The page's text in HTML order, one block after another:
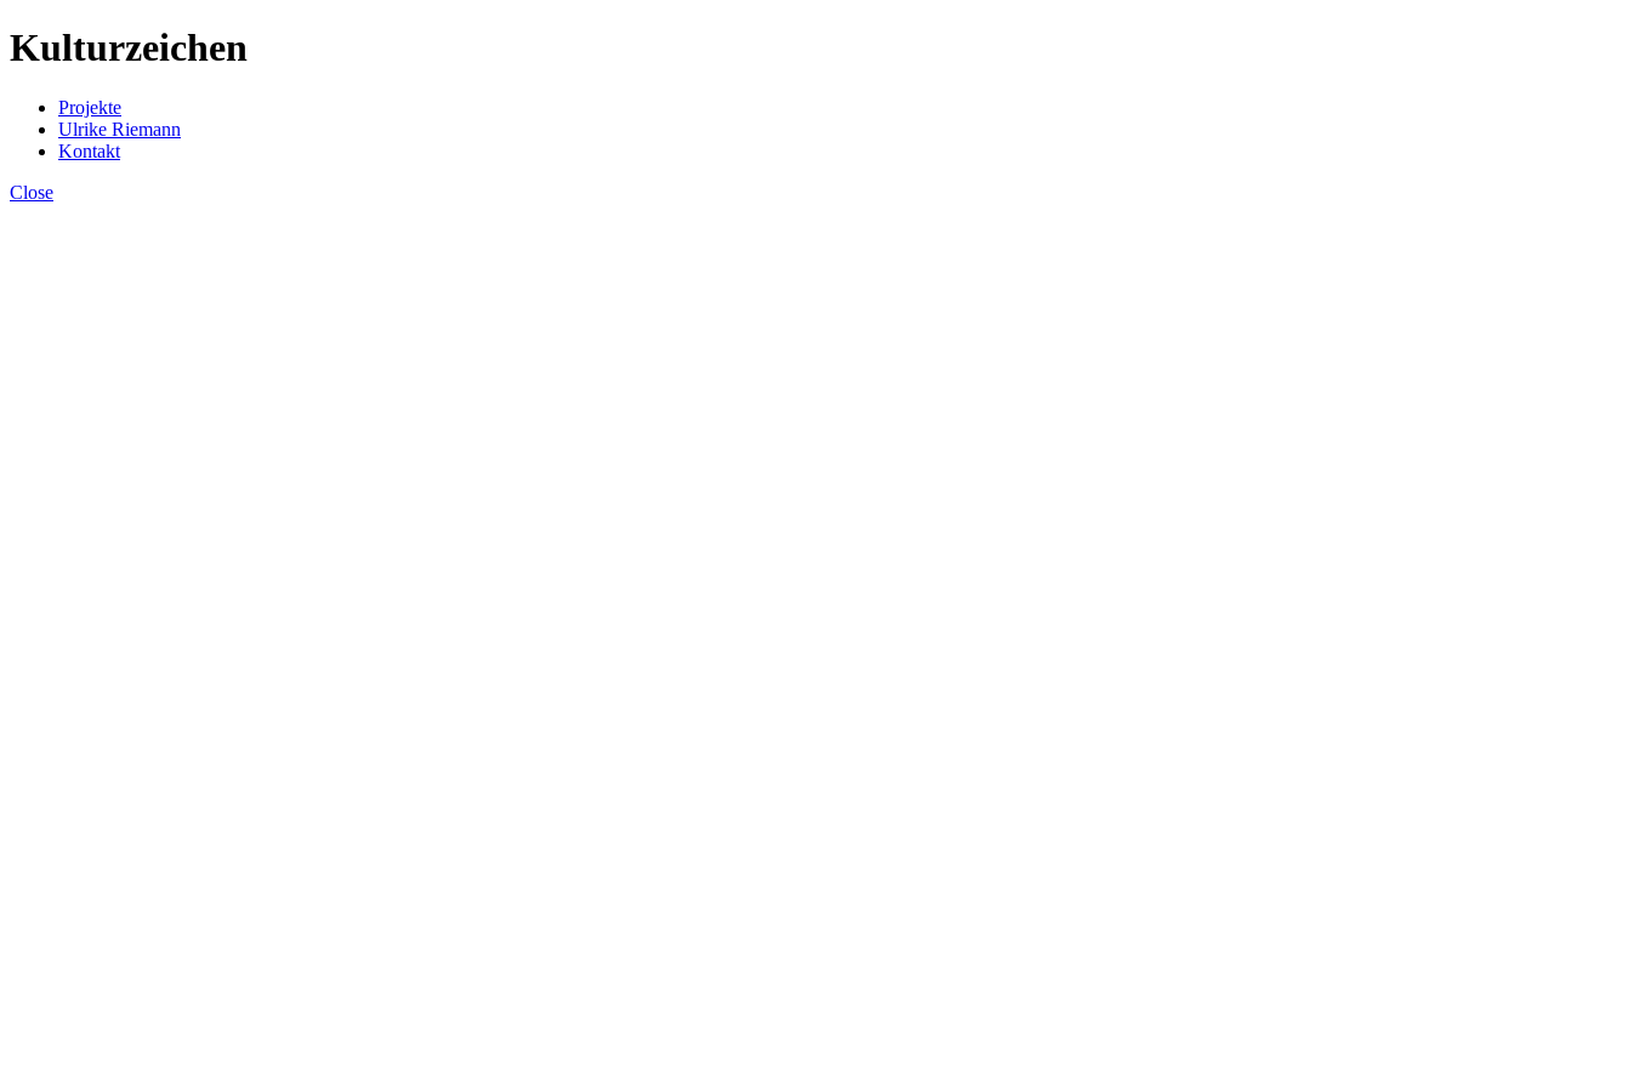
Kulturzeichen
Projekte
Ulrike Riemann
Kontakt
Close